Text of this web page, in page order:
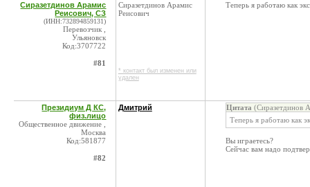
Сиразетдинов Арамис
Реисович, СЗ
(ИНН:732894859131)
Перевозчик ,
Ульяновск
Код:3707722
#81
Сиразетдинов Арамис
Реисович
* контакт был изменен или
удален
Теперь я работаю как
Президиум Д КС,
физ.лицо
Общественное движение ,
Москва
Код:581877
#82
Дмитрий Цитата (Сиразетдинов
Теперь я работаю как
Вы играетесь?
Сейчас вам надо